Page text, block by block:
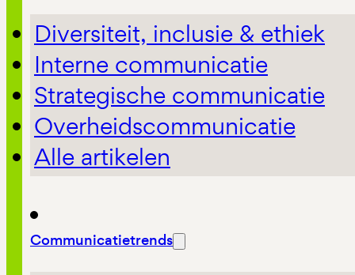
Diversiteit, inclusie & ethiek
Interne communicatie
Strategische communicatie
Overheidscommunicatie
Alle artikelen
Communicatietrends